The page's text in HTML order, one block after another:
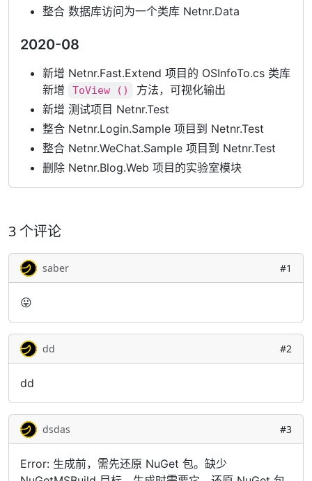
整合 数据库访问为一个类库 Netnr.Data
2020-08
新增 Netnr.Fast.Extend 项目的 OSInfoTo.cs 类库
新增
ToView ()
方法，可视化输出
新增 测试项目 Netnr.Test
整合 Netnr.Login.Sample 项目到 Netnr.Test
整合 Netnr.WeChat.Sample 项目到 Netnr.Test
删除 Netnr.Blog.Web 项目的实验室模块
3 个评论
saber #1
😛
dd #2
dd
dsdas #3
Error: 生成前，需先还原 NuGet 包。缺少